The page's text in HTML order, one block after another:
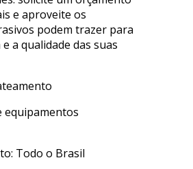
e aproveite os
podem trazer para
a qualidade das suas
equipamentos
Todo o Brasil